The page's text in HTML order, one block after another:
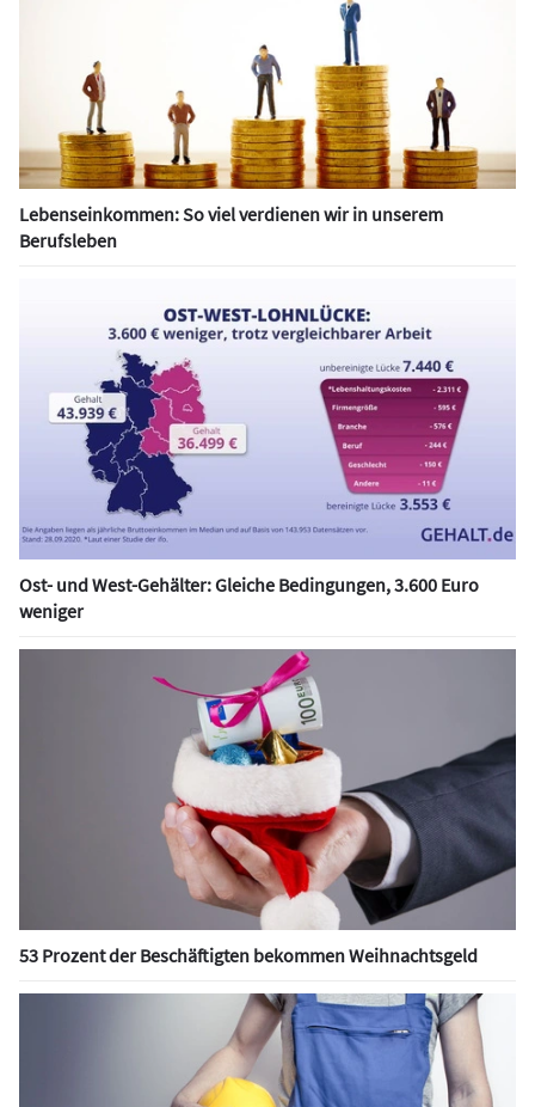
Lebenseinkommen: So viel verdienen wir in unserem
Berufsleben
Ost- und West-Gehälter: Gleiche Bedingungen, 3.600 Euro
weniger
53 Prozent der Beschäftigten bekommen Weihnachtsgeld